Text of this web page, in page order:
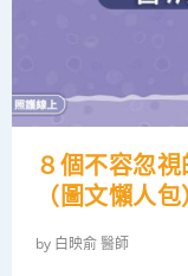
８個不容忽
（圖文懶人包
by 白映俞 醫師